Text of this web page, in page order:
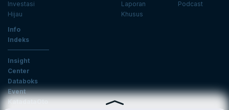
Investasi
Hijau
Laporan
Khusus
Podcast
Info
Indeks
Insight
Center
Databoks
Event
KatadataOto